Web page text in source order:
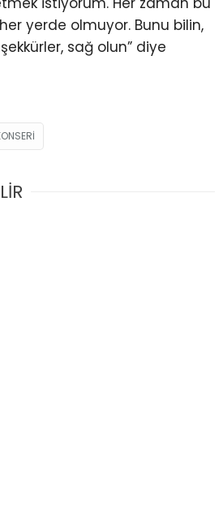
yerde olmuyor. Bunu bilin,
sağ olun” diye